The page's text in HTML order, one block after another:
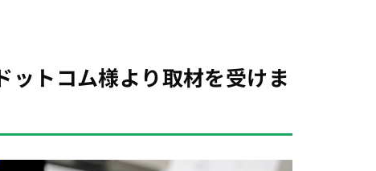
ットコム様より取材を受けま